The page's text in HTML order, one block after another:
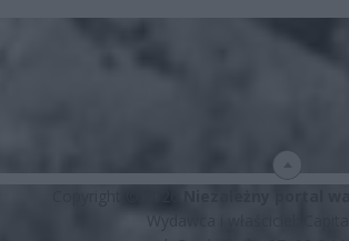
Wydawca i właściciel: Capital